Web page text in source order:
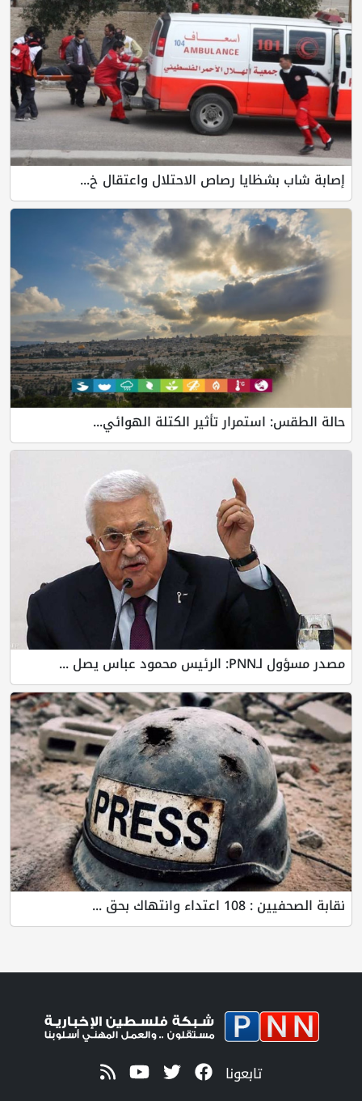
إصابة شاب بشظايا رصاص الاحتلال واعتقال خ...
حالة الطقس: استمرار تأثير الكتلة الهوائي...
مصدر مسؤول لـPNN: الرئيس محمود عباس يصل ...
نقابة الصحفيين : 108 اعتداء وانتهاك بحق ...
تابعونا